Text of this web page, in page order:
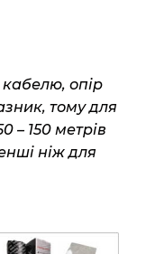
опір
тому для
– 150 метрів
ніж для